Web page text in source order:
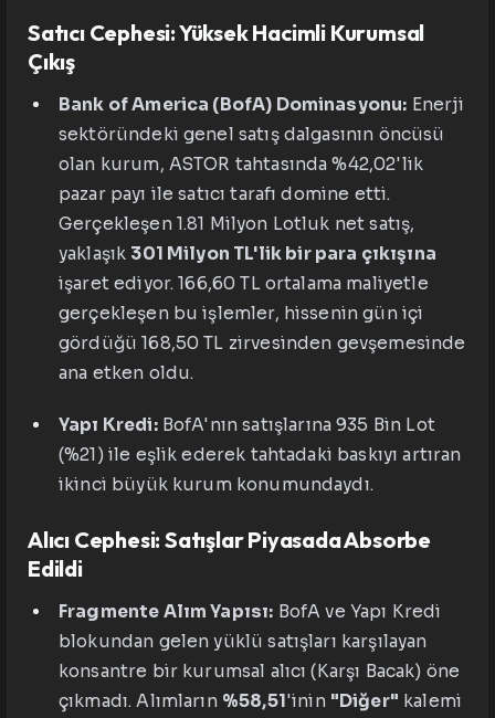
Satıcı Cephesi: Yüksek Hacimli Kurumsal
Çıkış
Bank of America (BofA) Dominasyonu: Enerji
sektöründeki genel satış dalgasının öncüsü
olan kurum, ASTOR tahtasında %42,02'lik
pazar payı ile satıcı tarafı domine etti.
Gerçekleşen 1.81 Milyon Lotluk net satış,
yaklaşık 301 Milyon TL'lik bir para çıkışına
işaret ediyor. 166,60 TL ortalama maliyetle
gerçekleşen bu işlemler, hissenin gün içi
gördüğü 168,50 TL zirvesinden gevşemesinde
ana etken oldu.
Yapı Kredi:BofA'nın satışlarına 935 Bin Lot
(%21) ile eşlik ederek tahtadaki baskıyı artıran
ikinci büyük kurum konumundaydı.
Alıcı Cephesi: Satışlar Piyasada Absorbe
Edildi
Fragmente Alım Yapısı: BofA ve Yapı Kredi
blokundan gelen yüklü satışları karşılayan
konsantre bir kurumsal alıcı (Karşı Bacak) öne
çıkmadı. Alımların %58,51 'inin "Diğer" kalemi